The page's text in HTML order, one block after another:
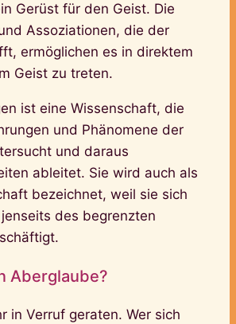
Gerüst für den Geist. Die
Assoziationen, die der
ermöglichen es in direktem
Geist zu treten.
ist eine Wissenschaft, die
und Phänomene der
und daraus
ableitet. Sie wird auch als
bezeichnet, weil sie sich
des begrenzten
Aberglaube?
in Verruf geraten. Wer sich